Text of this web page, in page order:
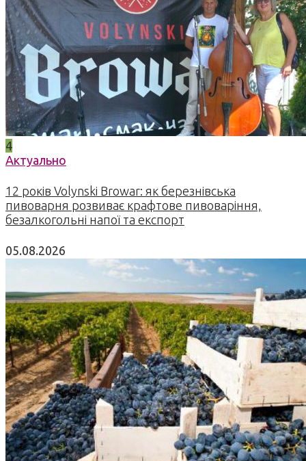
4
Актуально
12 років Volynski Browar: як березнівська
пивоварня розвиває крафтове пивоваріння,
безалкогольні напої та експорт
05.08.2026